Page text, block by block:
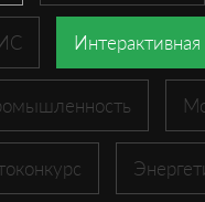
Интерактивная